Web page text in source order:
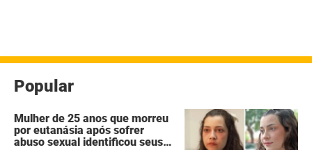
Popular
Mulher de 25 anos que morreu
por eutanásia após sofrer
abuso sexual identificou seus